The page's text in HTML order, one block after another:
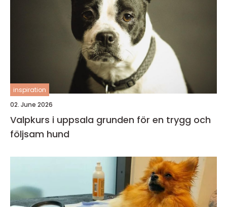
inspiration
02. June 2026
Valpkurs i uppsala grunden för en trygg och
följsam hund